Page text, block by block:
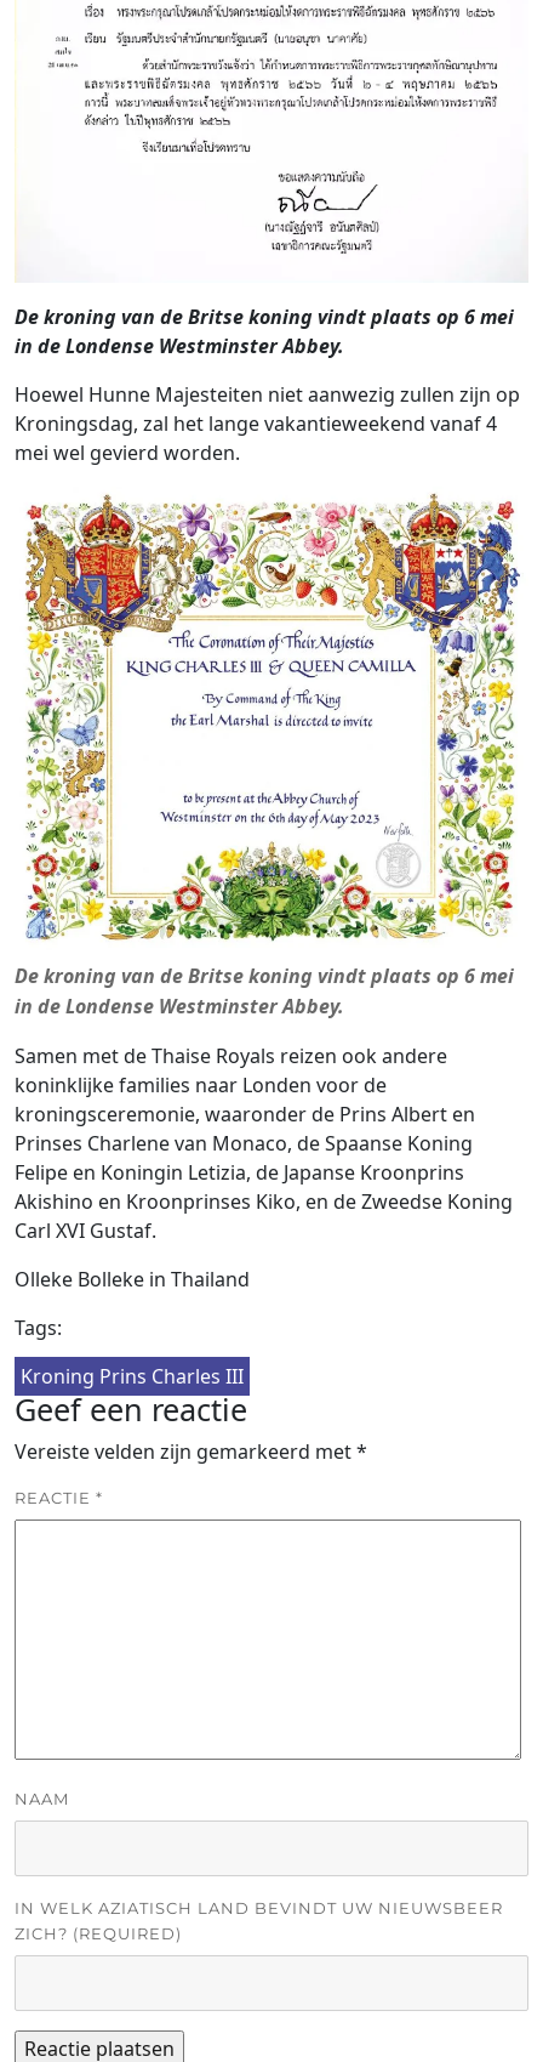
De kroning van de Britse koning vindt plaats op 6 mei
in de Londense Westminster Abbey.
Hoewel Hunne Majesteiten niet aanwezig zullen zijn op
Kroningsdag, zal het lange vakantieweekend vanaf 4
mei wel gevierd worden.
De kroning van de Britse koning vindt plaats op 6 mei
in de Londense Westminster Abbey.
Samen met de Thaise Royals reizen ook andere
koninklijke families naar Londen voor de
kroningsceremonie, waaronder de Prins Albert en
Prinses Charlene van Monaco, de Spaanse Koning
Felipe en Koningin Letizia, de Japanse Kroonprins
Akishino en Kroonprinses Kiko, en de Zweedse Koning
Carl XVI Gustaf.
Olleke Bolleke in Thailand
Tags:
Kroning Prins Charles III
Geef een reactie
Vereiste velden zijn gemarkeerd met*
REACTIE *
NAAM
IN WELK AZIATISCH LAND BEVINDT UW NIEUWSBEER
ZICH? (REQUIRED)